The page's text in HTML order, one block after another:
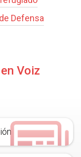
Defensa
Voiz